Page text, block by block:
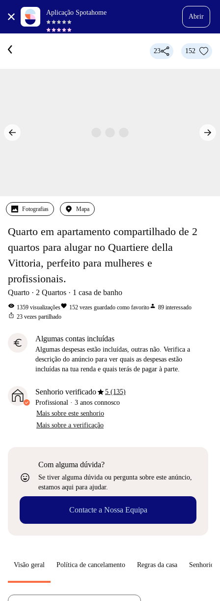
Aplicação Spotahome
Abrir
23 152
Fotografias Mapa
Quarto em apartamento compartilhado de 2
quartos para alugar no Quartiere della
Vittoria, perfeito para mulheres e
profissionais.
Quarto 2 Quartos 1 casa de banho
visibility 1359 visualizaçõesfavorite 152 vezes guardado como favoritoperson 89 interessado
ios_share 23 vezes partilhado
euro Algumas contas incluídas
Algumas despesas estão incluídas, outras não. Verifica a
descrição do anúncio para ver quais as despesas estão
incluídas na tua renda e quais terás de pagar à parte.
Senhorio verificadostar5 (135)
Profissional · 3 anos connosco
Mais sobre este senhorio
Mais sobre a verificação
sentiment_very_satisfied
Com alguma dúvida?
Se tiver alguma dúvida ou pergunta sobre este anúncio,
estamos aqui para ajudar.
Contacte a Nossa Equipa
Visão geral Política de cancelamento Regras da casa Senhorio